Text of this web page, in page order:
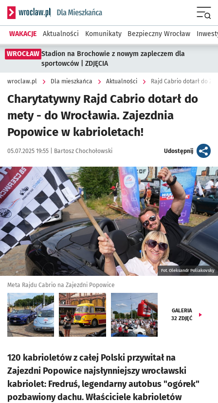
Serwis informacyjny wroclaw.pl podserwis: Dla mieszkańca
WAKACJE Aktualności Komunikaty Bezpieczny Wrocław
WROCŁAW Stadion na Brochowie z nowym zapleczem dla
sportowców | ZDJĘCIA
wroclaw.pl Dla mieszkańca Aktualności Rajd Cabrio dotarł do
Charytatywny Rajd Cabrio dotarł do
mety - do Wrocławia. Zajezdnia
Popowice w kabrioletach!
Data publikacji:
05.07.2025 19:55 | Autor:
Bartosz Chochołowski Udostępnijartykuł
Kliknij, aby zobaczyć galerię
Fot. Oleksandr Poliakovsky
Meta Rajdu Cabrio na Zajezdni Popowice
GALERIA
32 ZDJĘĆ
120 kabrioletów z całej Polski przywitał na
Zajezdni Popowice najsłynniejszy wrocławski
kabriolet: Fredruś, legendarny autobus "ogórek"
pozbawiony dachu. Właściciele kabrioletów